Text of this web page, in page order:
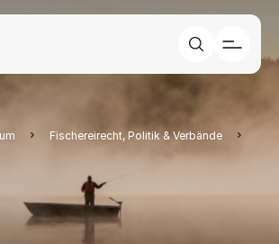
Fischereirecht, Politik & Verbände